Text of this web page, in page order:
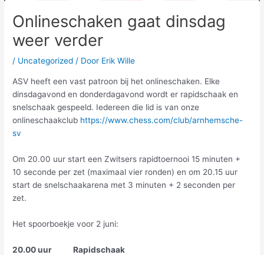
Onlineschaken gaat dinsdag
weer verder
/ Uncategorized / Door Erik Wille
ASV heeft een vast patroon bij het onlineschaken. Elke
dinsdagavond en donderdagavond wordt er rapidschaak en
snelschaak gespeeld. Iedereen die lid is van onze
onlineschaakclub https://www.chess.com/club/arnhemsche-
sv
Om 20.00 uur start een Zwitsers rapidtoernooi 15 minuten +
10 seconde per zet (maximaal vier ronden) en om 20.15 uur
start de snelschaakarena met 3 minuten + 2 seconden per
zet.
Het spoorboekje voor 2 juni:
20.00 uur Rapidschaak